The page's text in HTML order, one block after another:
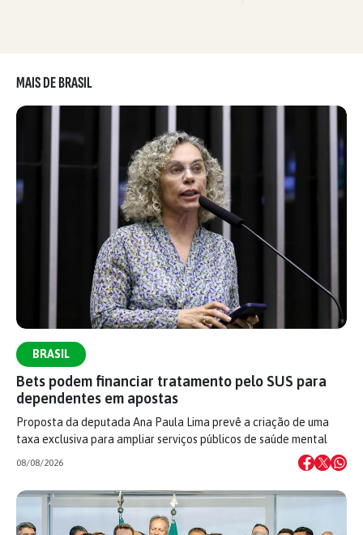
MAIS DE BRASIL
BRASIL
Bets podem financiar tratamento pelo SUS para
dependentes em apostas
Proposta da deputada Ana Paula Lima prevê a criação de uma
taxa exclusiva para ampliar serviços públicos de saúde mental
08/08/2026